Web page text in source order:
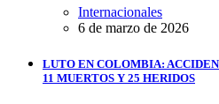
Internacionales
6 de marzo de 2026
LUTO EN COLOMBIA:
11 MUERTOS Y 25 HERIDOS